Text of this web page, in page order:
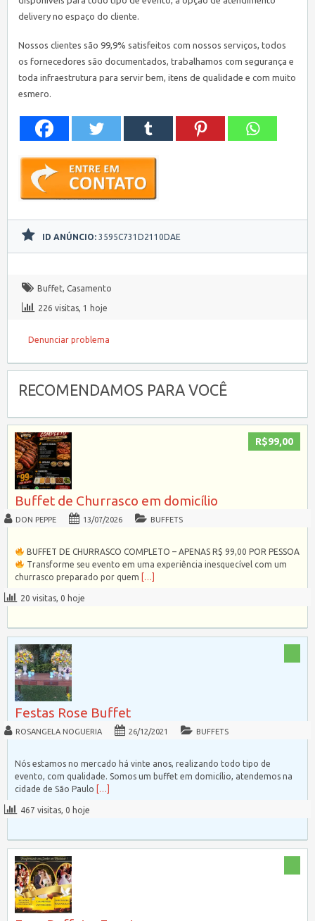
delivery no espaço do cliente.
Nossos clientes são 99,9% satisfeitos com nossos serviços, todos
os fornecedores são documentados, trabalhamos com segurança e
toda infraestrutura para servir bem, itens de qualidade e com muito
esmero.
ID ANÚNCIO: 3595C731D2110DAE
Buffet, Casamento
226 visitas, 1 hoje
Denunciar problema
RECOMENDAMOS PARA VOCÊ
R$99,00
Buffet de Churrasco em domicílio
DON PEPPE 13/07/2026 BUFFETS
BUFFET DE CHURRASCO COMPLETO – APENAS R$ 99,00 POR PESSOA
Transforme seu evento em uma experiência inesquecível com um
churrasco preparado por quem
[…]
20 visitas, 0 hoje
Festas Rose Buffet
ROSANGELA NOGUERIA 26/12/2021 BUFFETS
Nós estamos no mercado há vinte anos, realizando todo tipo de
evento, com qualidade. Somos um buffet em domicílio, atendemos na
cidade de São Paulo
[…]
467 visitas, 0 hoje